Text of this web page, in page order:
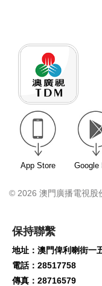
App Store Google
© 2026 澳門廣播電視股
保持聯繫
地址：澳門俾利喇街一
電話：28517758
傳真：28716579